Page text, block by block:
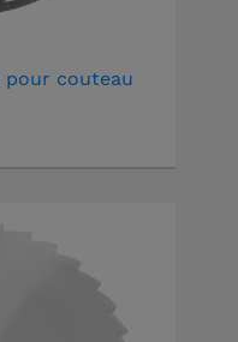
pour couteau